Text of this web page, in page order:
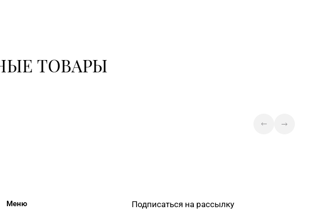
ТОВАРЫ
Меню Подписаться на рассылку